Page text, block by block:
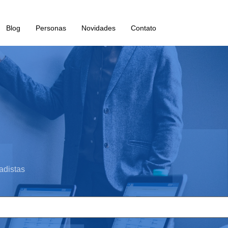
Blog Personas Novidades Contato